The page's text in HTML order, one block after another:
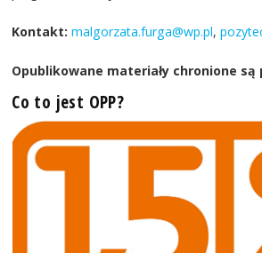
Kontakt: malgorzata.furga@wp.pl,
Opublikowane materiały chronione
Co to jest OPP?